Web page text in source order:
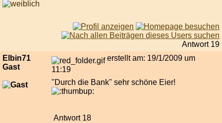
Antwort 19
Elbin71
Gast
erstellt am: 19/1/2009 um
11:19
"Durch die Bank" sehr schöne Eier!
Antwort 18